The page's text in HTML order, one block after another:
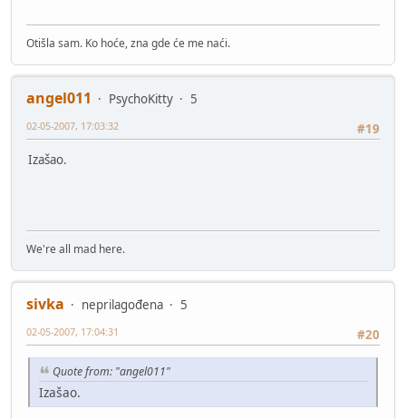
Otišla sam. Ko hoće, zna gde će me naći.
angel011 PsychoKitty
5
#19
02-05-2007, 17:03:32
Izašao.
We're all mad here.
sivka neprilagođena
5
#20
02-05-2007, 17:04:31
Quote from: "angel011"
Izašao.